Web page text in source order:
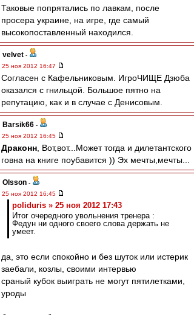
Таковые попрятались по лавкам, после
просера украине, на игре, где самый
высокопоставленный находился.
velvet -
25 ноя 2012 16:47
Согласен с Кафельниковым. ИгроЧИЩЕ Дзюба
оказался с гнильцой. Большое пятно на
репутацию, как и в случае с Денисовым.
Barsik66 -
25 ноя 2012 16:45
Драконн , Вот,вот...Может тогда и дилетантского
говна на книге поубавится )) Эх мечты,мечты...
Olsson -
25 ноя 2012 16:45
poliduris » 25 ноя 2012 17:43
Итог очередного увольнения тренера :
Федун ни одного своего слова держать не
умеет.
да, это если спокойно и без шуток или истерик
заебали, козлы, своими интервью
сраный кубок выиграть не могут пятилетками,
уроды